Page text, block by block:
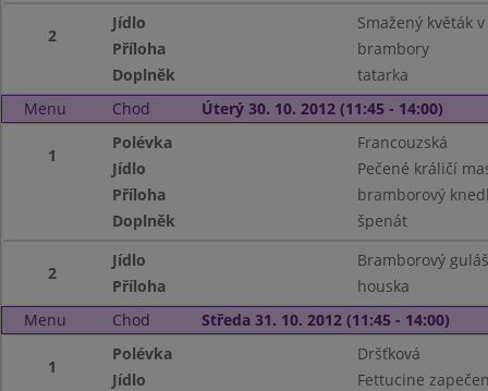
2
Jídlo
Smažený květák
Příloha
brambory
Doplněk
tatarka
Menu
Chod Úterý 30. 10. 2012 (11:45 - 14:00)
1
Polévka
Francouzská
Jídlo
Pečené králičí
Příloha
bramborový
Doplněk
špenát
2
Jídlo
Bramborový
Příloha
houska
Menu
Chod Středa 31. 10. 2012 (11:45 - 14:00)
1
Polévka
Dršťková
Jídlo
Fettucine